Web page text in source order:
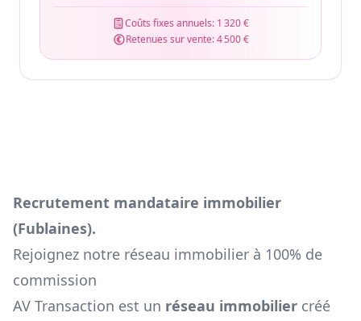
Coûts fixes annuels: 1 320 €
Retenues sur vente:4 500 €
Recrutement mandataire immobilier
(Fublaines).
Rejoignez notre réseau immobilier à 100% de
commission
AV Transaction est un réseau immobilier créé